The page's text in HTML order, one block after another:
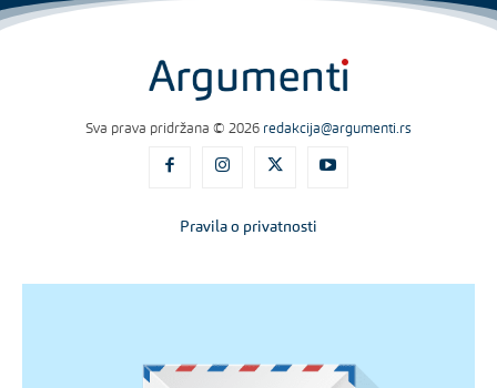
Sva prava pridržana © 2026 redakcija@argumenti.rs
Pravila o privatnosti